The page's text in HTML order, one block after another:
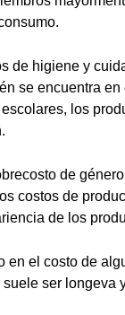
de higiene y
se encuentra
los
de
costos de
de los
en el costo de
ser longeva